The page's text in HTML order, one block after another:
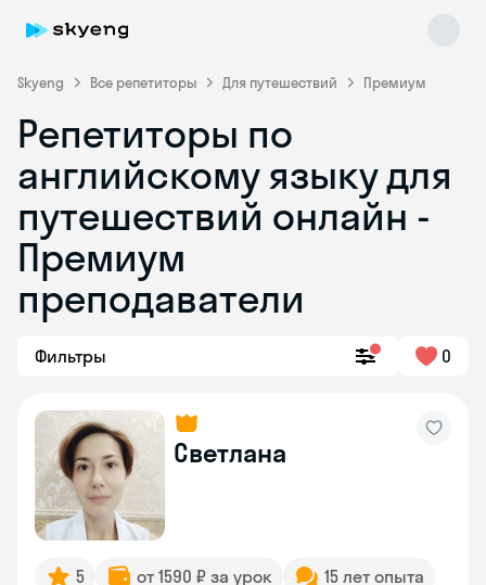
Skyeng Все репетиторы Для путешествий Премиум
Репетиторы по
английскому языку для
путешествий онлайн -
Премиум
преподаватели
Фильтры 0
Светлана
5 от 1590 ₽ за урок
15 лет опыта
Skyeng Chat
online